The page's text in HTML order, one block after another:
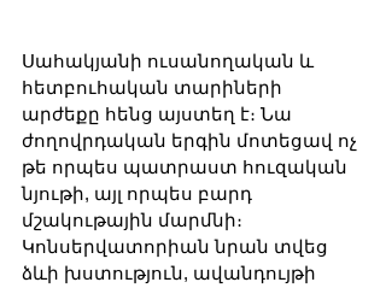
Սահակյանի ուսանողական և
հետբուհական տարիների
արժեքը հենց այստեղ է։ Նա
ժողովրդական երգին մոտեցավ ոչ
թե որպես պատրաստ հուզական
նյութի, այլ որպես բարդ
մշակութային մարմնի։
Կոնսերվատորիան նրան տվեց
ձևի խստություն, ավանդույթի